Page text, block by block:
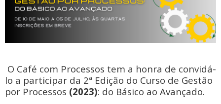
O Café com Processos tem a honra de convidá-
lo a participar da 2ª Edição do Curso de Gestão
por Processos (2023): do Básico ao Avançado.